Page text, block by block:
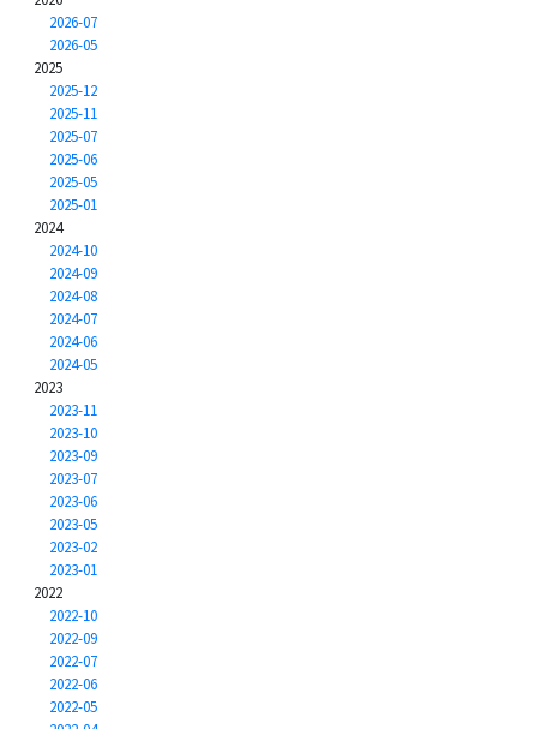
2026-07
2026-05
2025
2025-12
2025-11
2025-07
2025-06
2025-05
2025-01
2024
2024-10
2024-09
2024-08
2024-07
2024-06
2024-05
2023
2023-11
2023-10
2023-09
2023-07
2023-06
2023-05
2023-02
2023-01
2022
2022-10
2022-09
2022-07
2022-06
2022-05